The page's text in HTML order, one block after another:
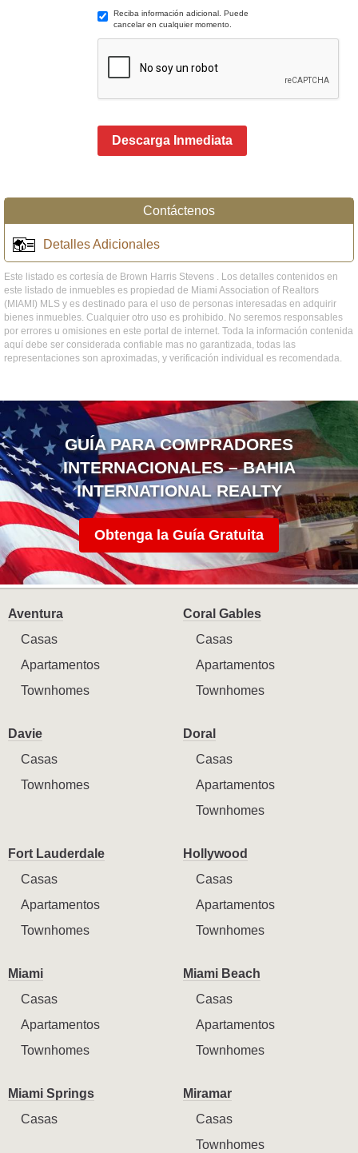
Reciba información adicional. Puede
cancelar en cualquier momento.
Descarga Inmediata
Contáctenos
Detalles Adicionales
Este listado es cortesía de Brown Harris Stevens . Los detalles contenidos en
este listado de inmuebles es propiedad de Miami Association of Realtors
(MIAMI) MLS y es destinado para el uso de personas interesadas en adquirir
bienes inmuebles. Cualquier otro uso es prohibido. No seremos responsables
por errores u omisiones en este portal de internet. Toda la información contenida
aquí debe ser considerada confiable mas no garantizada, todas las
representaciones son aproximadas, y verificación individual es recomendada.
GUÍA PARA COMPRADORES
INTERNACIONALES – BAHIA
INTERNATIONAL REALTY
Obtenga la Guía Gratuita
Aventura
Casas
Apartamentos
Townhomes
Coral Gables
Casas
Apartamentos
Townhomes
Davie
Casas
Townhomes
Doral
Casas
Apartamentos
Townhomes
Fort Lauderdale
Casas
Apartamentos
Townhomes
Hollywood
Casas
Apartamentos
Townhomes
Miami
Casas
Apartamentos
Townhomes
Miami Beach
Casas
Apartamentos
Townhomes
Miami Springs
Casas
Miramar
Casas
Townhomes